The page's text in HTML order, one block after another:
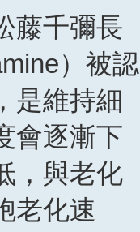
藤千彌長
）被認
是維持細
會逐漸下
，與老化
老化速